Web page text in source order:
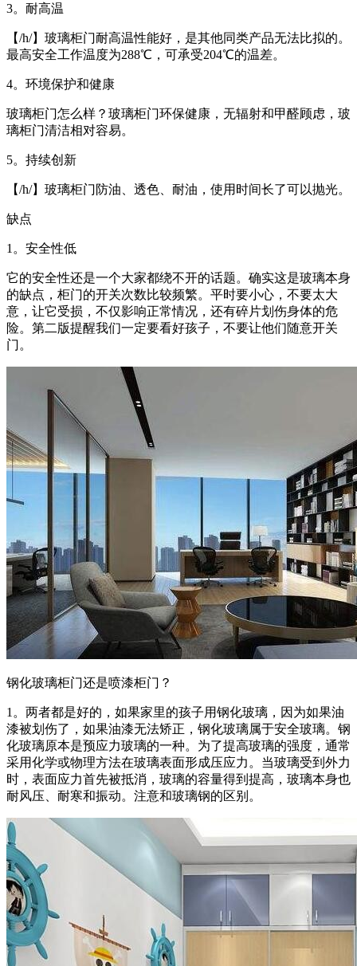
3。耐高温
【/h/】玻璃柜门耐高温性能好，是其他同类产品无法比拟的。
最高安全工作温度为288℃，可承受204℃的温差。
4。环境保护和健康
玻璃柜门怎么样？玻璃柜门环保健康，无辐射和甲醛顾虑，玻
璃柜门清洁相对容易。
5。持续创新
【/h/】玻璃柜门防油、透色、耐油，使用时间长了可以抛光。
缺点
1。安全性低
它的安全性还是一个大家都绕不开的话题。确实这是玻璃本身
的缺点，柜门的开关次数比较频繁。平时要小心，不要太大
意，让它受损，不仅影响正常情况，还有碎片划伤身体的危
险。第二版提醒我们一定要看好孩子，不要让他们随意开关
门。
钢化玻璃柜门还是喷漆柜门？
1。两者都是好的，如果家里的孩子用钢化玻璃，因为如果油
漆被划伤了，如果油漆无法矫正，钢化玻璃属于安全玻璃。钢
化玻璃原本是预应力玻璃的一种。为了提高玻璃的强度，通常
采用化学或物理方法在玻璃表面形成压应力。当玻璃受到外力
时，表面应力首先被抵消，玻璃的容量得到提高，玻璃本身也
耐风压、耐寒和振动。注意和玻璃钢的区别。